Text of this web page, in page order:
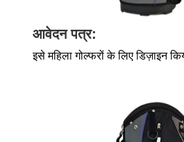
आवेदन पत्र:
इसे महिला गोल्फरों के लिए डिज़ाइन